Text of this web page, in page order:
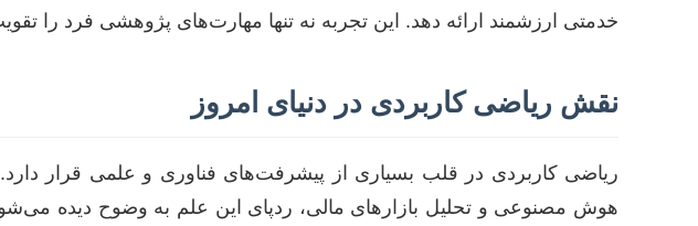
خدمتی ارزشمند ارائه دهد. این تجربه نه تنها مهارت‌های پژوهشی فرد را
نقش ریاضی کاربردی در دنیای امروز
ریاضی کاربردی در قلب بسیاری از پیشرفت‌های فناوری و علمی قرار
هوش مصنوعی و تحلیل بازارهای مالی، ردپای این علم به وضوح دیده